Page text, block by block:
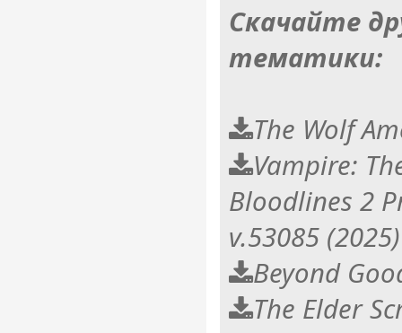
Скачайте
тематики:
The Wolf
Vampire:
Bloodlines 2
v.53085
Beyond
The Elder